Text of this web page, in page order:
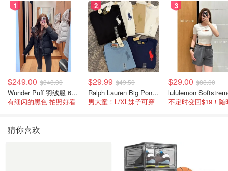
1
$249.00 $348.00
Wunder Puff 羽绒服 600蓬松度
有细闪的黑色 拍照好看
2
$29.99 $49.50
Ralph Lauren Big Pony 棉质短袖T恤
男大童！L/XL妹子可穿
3
$29.00 $88.00
猜你喜欢